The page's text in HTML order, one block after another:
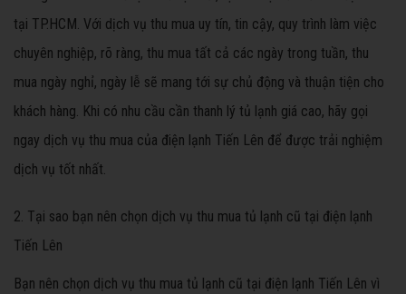
tại TP.HCM. Với dịch vụ thu mua uy tín, tin cậy, quy trình làm việc
chuyên nghiệp, rõ ràng, thu mua tất cả các ngày trong tuần, thu
mua ngày nghỉ, ngày lễ sẽ mang tới sự chủ động và thuận tiện cho
khách hàng. Khi có nhu cầu cần thanh lý tủ lạnh giá cao, hãy gọi
ngay dịch vụ thu mua của điện lạnh Tiến Lên để được trải nghiệm
dịch vụ tốt nhất.
2. Tại sao bạn nên chọn dịch vụ thu mua tủ lạnh cũ tại điện lạnh
Tiến Lên
Bạn nên chọn dịch vụ thu mua tủ lạnh cũ tại điện lạnh Tiến Lên vì